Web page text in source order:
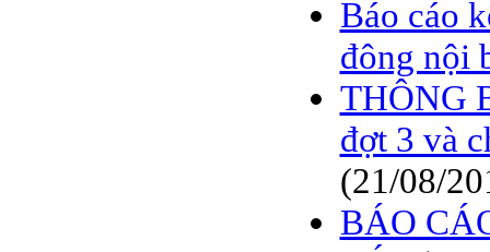
Báo cáo
đông nội
THÔNG
đợt 3 và
(21/08/
BÁO